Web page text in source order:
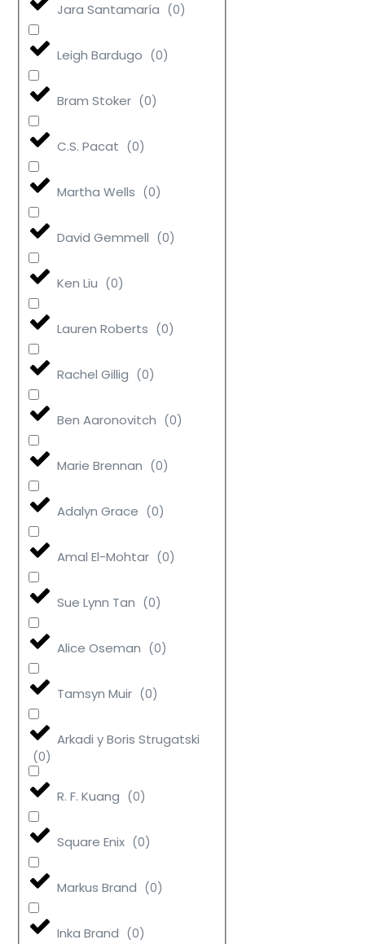
Jara Santamaría (0)
Leigh Bardugo (0)
Bram Stoker (0)
C.S. Pacat (0)
Martha Wells (0)
David Gemmell (0)
Ken Liu (0)
Lauren Roberts (0)
Rachel Gillig (0)
Ben Aaronovitch (0)
Marie Brennan (0)
Adalyn Grace (0)
Amal El-Mohtar (0)
Sue Lynn Tan (0)
Alice Oseman (0)
Tamsyn Muir (0)
Arkadi y Boris Strugatski
(0)
R. F. Kuang (0)
Square Enix (0)
Markus Brand (0)
Inka Brand (0)